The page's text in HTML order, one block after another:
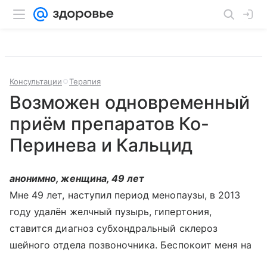
Консультации Терапия
Возможен одновременный
приём препаратов Ко-
Перинева и Кальцид
анонимно, женщина, 49 лет
Мне 49 лет, наступил период менопаузы, в 2013
году удалён желчный пузырь, гипертония,
ставится диагноз субхондральный склероз
шейного отдела позвоночника. Беспокоит меня на